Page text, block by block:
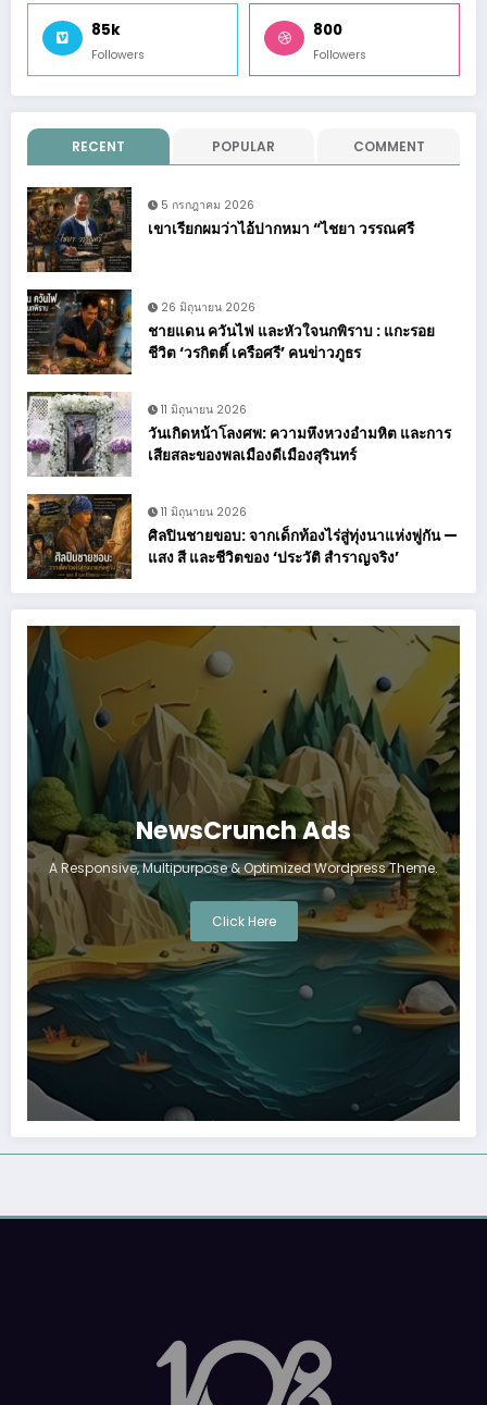
85k
Followers
800
Followers
RECENT POPULAR COMMENT
5 กรกฎาคม 2026
เขาเรียกผมว่าไอ้ปากหมา “ไชยา วรรณศรี
26 มิถุนายน 2026
ชายแดน ควันไฟ และหัวใจนกพิราบ : แกะรอย
ชีวิต ‘วรกิตติ์ เครือศรี’ คนข่าวภูธร
11 มิถุนายน 2026
วันเกิดหน้าโลงศพ: ความหึงหวงอำมหิต และการ
เสียสละของพลเมืองดีเมืองสุรินทร์
11 มิถุนายน 2026
ศิลปินชายขอบ: จากเด็กท้องไร่สู่ทุ่งนาแห่งพู่กัน —
แสง สี และชีวิตของ ‘ประวัติ สำราญจริง’
NewsCrunch Ads
A Responsive, Multipurpose & Optimized Wordpress Theme.
Click Here